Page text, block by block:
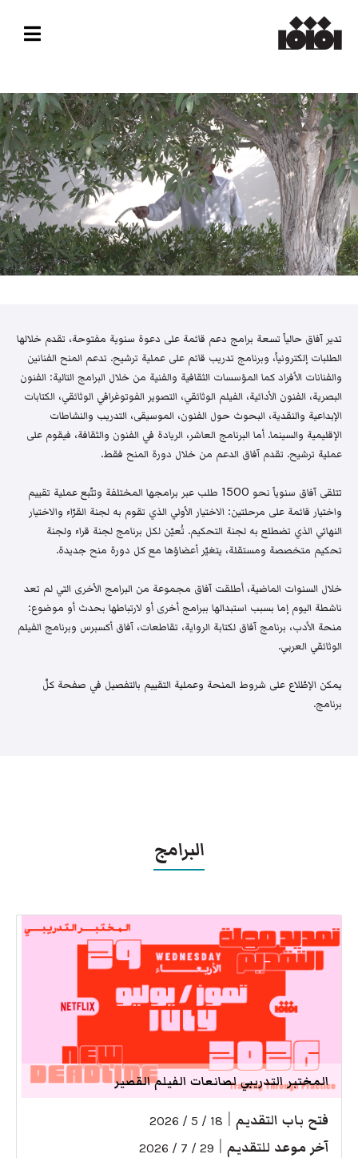
تدير آفاق حالياً تسعة برامج دعم قائمة على دعوة سنوية مفتوحة، تقدم خلالها
الطلبات إلكترونياً، وبرنامج تدريب قائم على عملية ترشيح. تدعم المنح الفنانين
والفنانات الأفراد كما المؤسسات الثقافية والفنية من خلال البرامج التالية: الفنون
البصرية، الفنون الأدائية، الفيلم الوثائقي، التصوير الفوتوغرافي الوثائقي، الكتابات
الإبداعية والنقدية، البحوث حول الفنون، الموسيقى، التدريب والنشاطات
الإقليمية والسينما. أما البرنامج العاشر، الريادة في الفنون والثقافة، فيقوم على
عملية ترشيح. تقدم آفاق الدعم من خلال دورة المنح فقط.
تتلقى آفاق سنوياً نحو 1500 طلب عبر برامجها المختلفة وتتّبع عملية تقييم
واختيار قائمة على مرحلتين: الاختيار الأولي الذي تقوم به لجنة القرّاء والاختيار
النهائي الذي تضطلع به لجنة التحكيم. تُعيّن لكل برنامج لجنة قراء ولجنة
تحكيم متخصصة ومستقلة، يتغيّر أعضاؤها مع كل دورة منح جديدة.
خلال السنوات الماضية، أطلقت آفاق مجموعة من البرامج الأخرى التي لم تعد
ناشطة اليوم إما بسبب استبدالها ببرامج أخرى أو لارتباطها بحدث أو موضوع:
منحة الأدب، برنامج آفاق لكتابة الرواية، تقاطعات، آفاق أكسبرس وبرنامج الفيلم
الوثائقي العربي.
يمكن الإطّلاع على شروط المنحة وعملية التقييم بالتفصيل في صفحة كلّ
برنامج.
البرامج
المختبر التدريبي لصانعات الفيلم القصير
فتح باب التقديم 18 / 5 / 2026
آخر موعد للتقديم 29 / 7 / 2026